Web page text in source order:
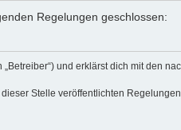
Regelungen geschlossen:
und erklärst dich mit den
Stelle veröffentlichten Regelungen.